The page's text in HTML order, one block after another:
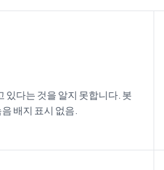
있다는 것을 알지 못합니다. 봇
배지 표시 없음.